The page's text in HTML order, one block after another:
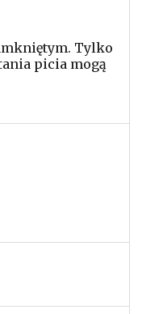
Tylko
picia mogą